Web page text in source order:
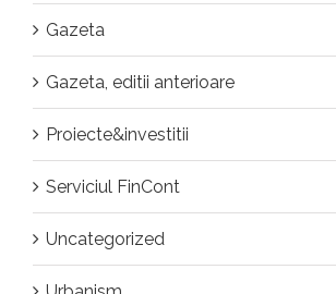
Gazeta
Gazeta, editii anterioare
Proiecte&investitii
Serviciul FinCont
Uncategorized